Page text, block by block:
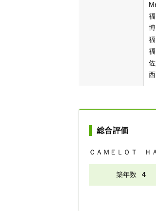
総合評価
ＣＡＭＥＬＯＴ Ｈ
築年数 4